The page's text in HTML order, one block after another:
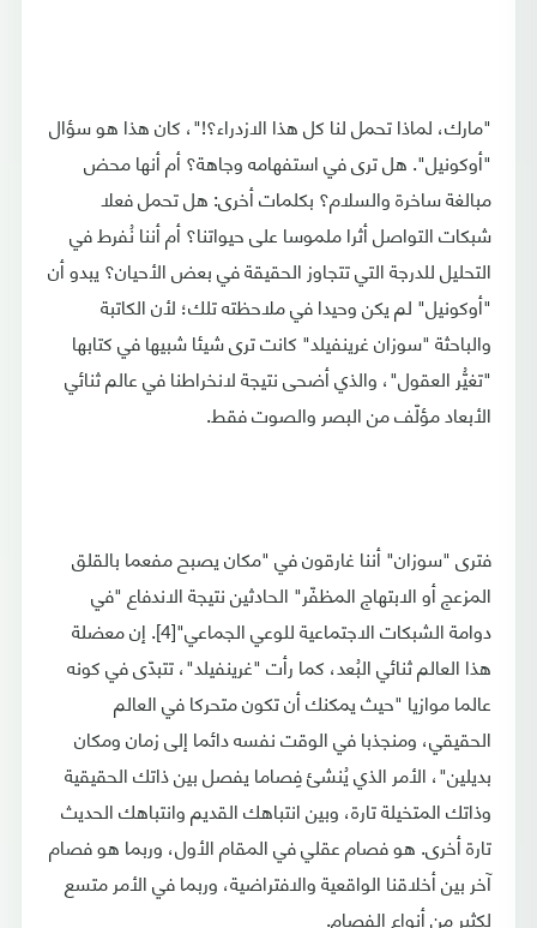
"مارك، لماذا تحمل لنا كل هذا الازدراء؟!"، كان هذا هو سؤال
"أوكونيل". هل ترى في استفهامه وجاهة؟ أم أنها محض
مبالغة ساخرة والسلام؟ بكلمات أخرى: هل تحمل فعلا
شبكات التواصل أثرا ملموسا على حيواتنا؟ أم أننا نُفرط في
التحليل للدرجة التي تتجاوز الحقيقة في بعض الأحيان؟ يبدو أن
"أوكونيل" لم يكن وحيدا في ملاحظته تلك؛ لأن الكاتبة
والباحثة "سوزان غرينفيلد" كانت ترى شيئا شبيها في كتابها
"تغيُّر العقول"، والذي أضحى نتيجة لانخراطنا في عالم ثنائي
الأبعاد مؤلّف من البصر والصوت فقط.
فترى "سوزان" أننا غارقون في "مكان يصبح مفعما بالقلق
المزعج أو الابتهاج المظفّر" الحادثين نتيجة الاندفاع "في
دوامة الشبكات الاجتماعية للوعي الجماعي"[4]. إن معضلة
هذا العالم ثنائي البُعد، كما رأت "غرينفيلد"، تتبدّى في كونه
عالما موازيا "حيث يمكنك أن تكون متحركا في العالم
الحقيقي، ومنجذبا في الوقت نفسه دائما إلى زمان ومكان
بديلين"، الأمر الذي يُنشئ فِصاما يفصل بين ذاتك الحقيقية
وذاتك المتخيلة تارة، وبين انتباهك القديم وانتباهك الحديث
تارة أخرى. هو فصام عقلي في المقام الأول، وربما هو فصام
آخر بين أخلاقنا الواقعية والافتراضية، وربما في الأمر متسع
لكثير من أنواع الفصام.